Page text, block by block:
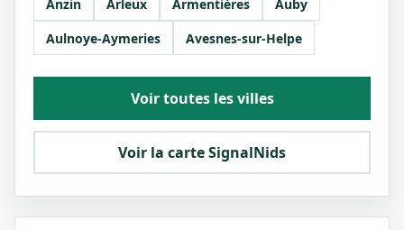
Anzin
Arleux Armentières
Auby
Aulnoye-Aymeries
Avesnes-sur-Helpe
Voir toutes les villes
Voir la carte SignalNids